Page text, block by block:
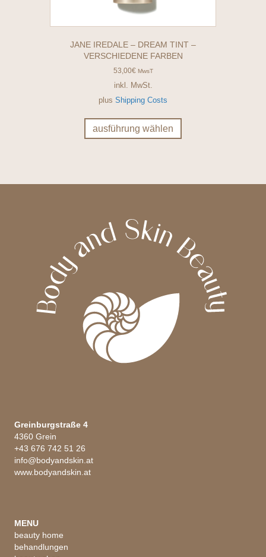
JANE IREDALE – DREAM TINT –
VERSCHIEDENE FARBEN
53,00€ MwsT
inkl. MwSt.
plus Shipping Costs
ausführung wählen
weist
Die
Produktseite
gewählt
werden
Greinburgstraße 4
4360 Grein
+43 676 742 51 26
info@bodyandskin.at
www.bodyandskin.at
MENU
beauty home
behandlungen